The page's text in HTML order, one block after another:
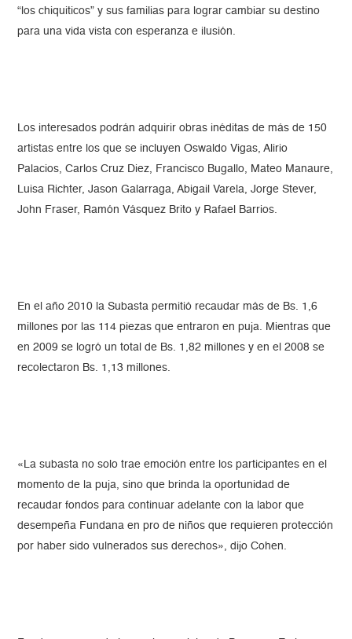
“los chiquiticos” y sus familias para lograr cambiar su destino
para una vida vista con esperanza e ilusión.
Los interesados podrán adquirir obras inéditas de más de 150
artistas entre los que se incluyen Oswaldo Vigas, Alirio
Palacios, Carlos Cruz Diez, Francisco Bugallo, Mateo Manaure,
Luisa Richter, Jason Galarraga, Abigail Varela, Jorge Stever,
John Fraser, Ramón Vásquez Brito y Rafael Barrios.
En el año 2010 la Subasta permitió recaudar más de Bs. 1,6
millones por las 114 piezas que entraron en puja. Mientras que
en 2009 se logró un total de Bs. 1,82 millones y en el 2008 se
recolectaron Bs. 1,13 millones.
«La subasta no solo trae emoción entre los participantes en el
momento de la puja, sino que brinda la oportunidad de
recaudar fondos para continuar adelante con la labor que
desempeña Fundana en pro de niños que requieren protección
por haber sido vulnerados sus derechos», dijo Cohen.